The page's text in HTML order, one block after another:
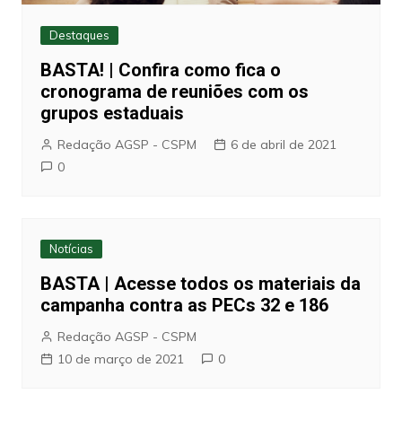
Destaques
BASTA! | Confira como fica o
cronograma de reuniões com os
grupos estaduais
Redação AGSP - CSPM
6 de abril de 2021
0
Notícias
BASTA | Acesse todos os materiais da
campanha contra as PECs 32 e 186
Redação AGSP - CSPM
10 de março de 2021
0